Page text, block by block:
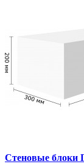
Стеновые блоки